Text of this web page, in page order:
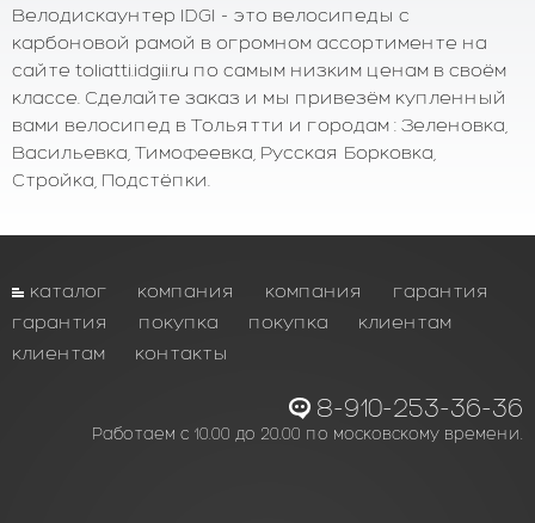
Велодискаунтер IDGI - это велосипеды с
карбоновой рамой в огромном ассортименте на
сайте toliatti.idgii.ru по самым низким ценам в своём
классе. Сделайте заказ и мы привезём купленный
вами велосипед в Тольятти и городам : Зеленовка,
Васильевка, Тимофеевка, Русская Борковка,
Стройка, Подстёпки.
каталог компания компания
гарантия
гарантия
покупка покупка
клиентам
клиентам
контакты
8-910-253-36-36
Работаем с 10.00 до 20.00 по московскому времени.